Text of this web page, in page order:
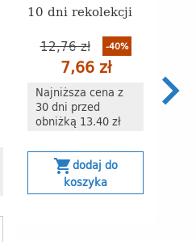
10 dni rekolekcji
12,76 zł -40%
7,66 zł
Najniższa cena z
30 dni przed
obniżką 13.40 zł
shopping_cartdodaj do
koszyka